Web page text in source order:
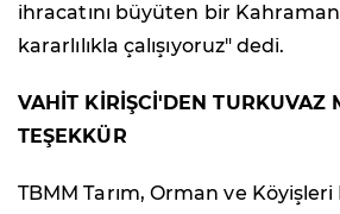
ihracatını büyüten bir
kararlılıkla çalışıyoruz" dedi.
VAHİT KİRİŞCİ'DEN TURKUVAZ
TEŞEKKÜR
TBMM Tarım, Orman ve